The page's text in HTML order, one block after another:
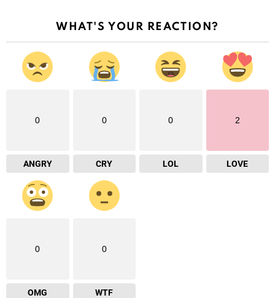
WHAT'S YOUR REACTION?
0
ANGRY
0
CRY
0
LOL
2
LOVE
0
OMG
0
WTF